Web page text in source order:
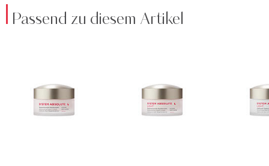
Passend zu diesem Artikel